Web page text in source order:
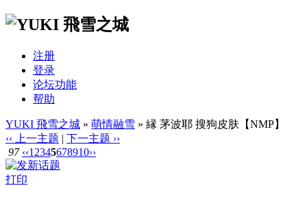
注册
登录
论坛功能
帮助
YUKI 飛雪之城 » 萌情融雪 » 縁 茅波耶 搜狗皮肤【NMP】
‹‹ 上一主题 | 下一主题 ››
97 ‹‹1 2345678910››
打印